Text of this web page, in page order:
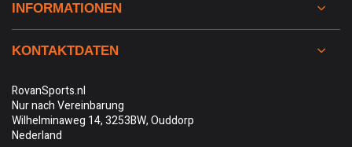
INFORMATIONEN
KONTAKTDATEN
RovanSports.nl
Nur nach Vereinbarung
Wilhelminaweg 14, 3253BW, Ouddorp
Nederland